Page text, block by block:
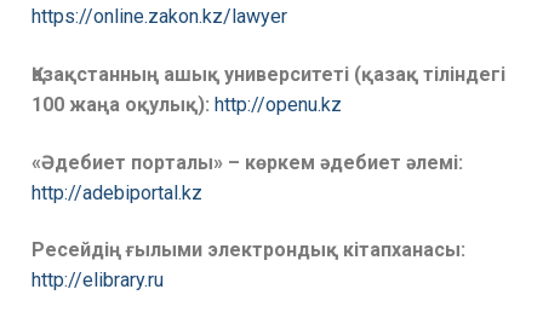
https://online.zakon.kz/lawyer
Қазақстанның ашық университеті (қазақ тіліндегі
100 жаңа оқулық): http://openu.kz
«Әдебиет порталы» – көркем әдебиет әлемі:
http://adebiportal.kz
Ресейдің ғылыми электрондық кітапханасы:
http://elibrary.ru